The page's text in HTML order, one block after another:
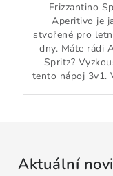
Frizzantino
Aperitivo je
stvořené pro
dny. Máte rádi
Spritz?
tento nápoj 3v1.
Aktuální